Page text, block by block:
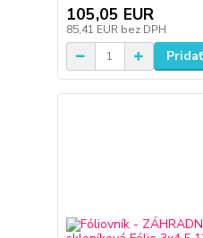
105,05 EUR
85,41 EUR bez DPH